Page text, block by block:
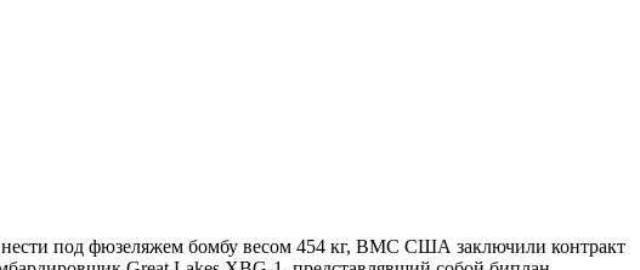
под фюзеляжем бомбу весом 454 кг, ВМС США заключили контракт